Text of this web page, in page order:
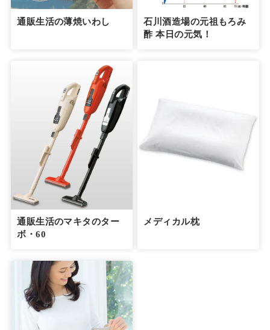
通販生活の薄焼いわし
石川酒造場の元祖もろみ
酢 本日の元気！
通販生活のマキタのター
ボ・60
メディカル枕